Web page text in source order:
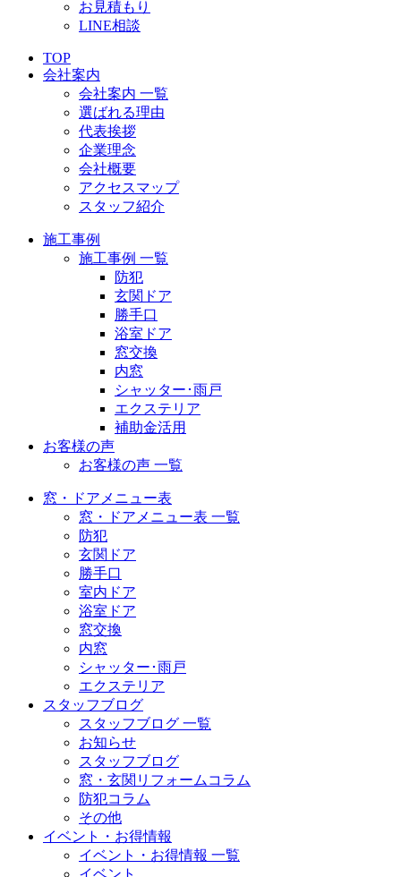
お見積もり
LINE相談
TOP
会社案内
会社案内 一覧
選ばれる理由
代表挨拶
企業理念
会社概要
アクセスマップ
スタッフ紹介
施工事例
施工事例 一覧
防犯
玄関ドア
勝手口
浴室ドア
窓交換
内窓
シャッター･雨戸
エクステリア
補助金活用
お客様の声
お客様の声 一覧
窓・ドアメニュー表
窓・ドアメニュー表 一覧
防犯
玄関ドア
勝手口
室内ドア
浴室ドア
窓交換
内窓
シャッター･雨戸
エクステリア
スタッフブログ
スタッフブログ 一覧
お知らせ
スタッフブログ
窓・玄関リフォームコラム
防犯コラム
その他
イベント・お得情報
イベント・お得情報 一覧
イベント